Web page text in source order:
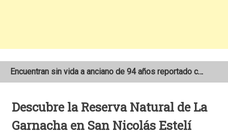
Encuentran sin vida a anciano de 94 años reportado como desaparecido en San Juan del Río Coco
Sube a 111 la cifra de muertos y decenas de heridos por el terremoto en Colombia
Descubre la Reserva Natural de La
Garnacha en San Nicolás Estelí